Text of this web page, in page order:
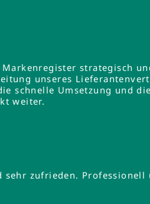
strategisch
unseres
schnelle Umsetzung und
weiter.
sehr zufrieden.